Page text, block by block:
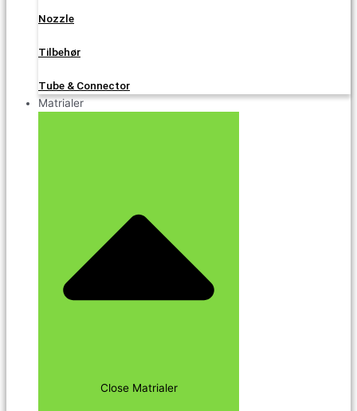
Nozzle
Tilbehør
Tube & Connector
Matrialer
Close Matrialer